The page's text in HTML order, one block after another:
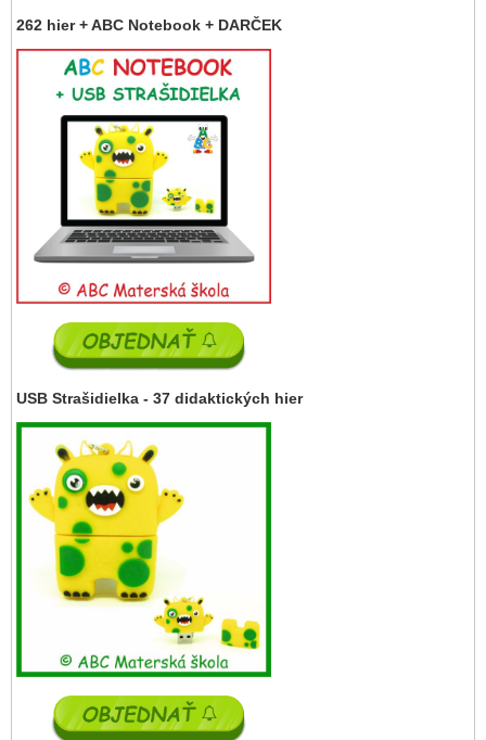
262 hier + ABC Notebook + DARČEK
USB Strašidielka - 37 didaktických hier